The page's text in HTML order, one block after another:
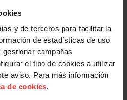
y de terceros para facilitar la
de estadísticas de uso
campañas
el tipo de cookies a utilizar
aviso. Para más información
de cookies.